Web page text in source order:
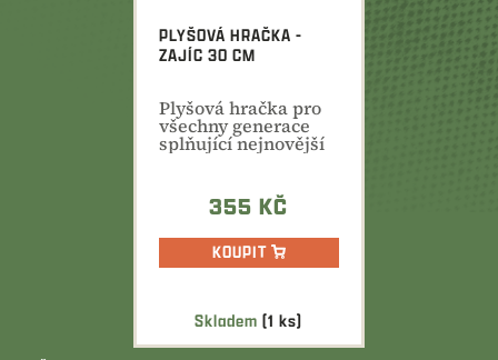
Skladem(1 ks)
PLYŠOVÁ HRAČKA -
ZAJÍC 30 CM
Plyšová hračka pro
všechny generace
splňující nejnovější
trend ECO
355 KČ
KOUPIT